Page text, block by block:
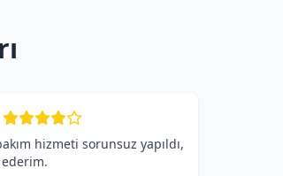
hizmeti sorunsuz yapıldı,